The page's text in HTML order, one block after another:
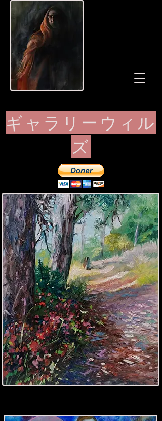
ギャラリーウィル
ズ